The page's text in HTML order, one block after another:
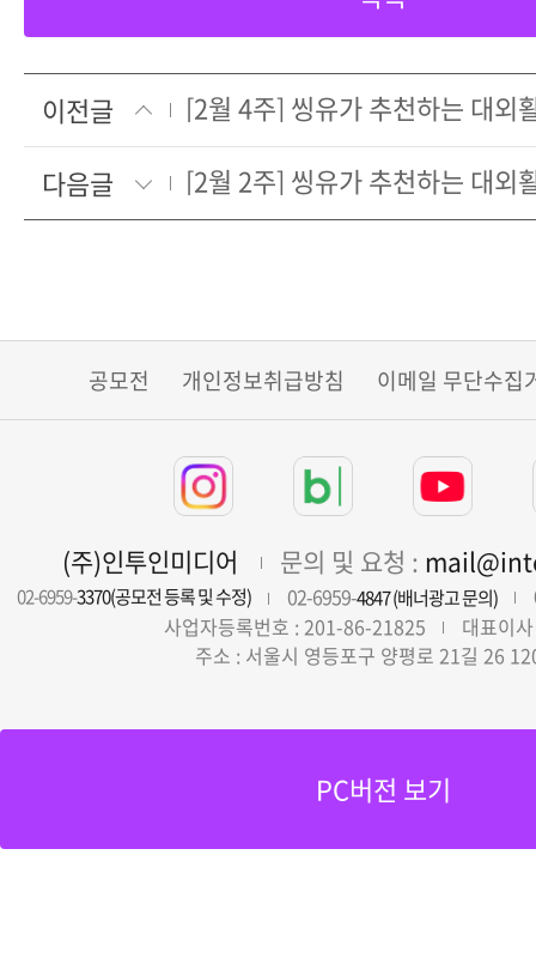
이전글
[2월 4주] 씽유가 추천하는 대외
다음글
[2월 2주] 씽유가 추천하는 대외
공모전 개인정보취급방침 이메일 무단수집
(주)인투인미디어 문의 및 요청 :
02-6959-3370(공모전 등록 및 수정) 02-6959-4847 (배너광고 문의)
사업자등록번호 : 201-86-21825
대표이
주소 : 서울시 영등포구 양평로 21길 26
PC버전 보기